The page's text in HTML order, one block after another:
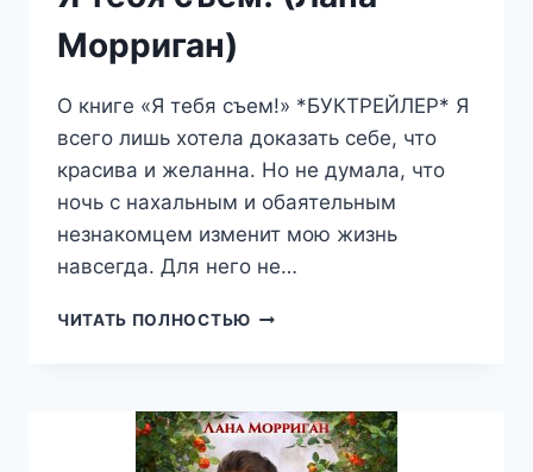
Морриган)
О книге «Я тебя съем!» *БУКТРЕЙЛЕР* Я
всего лишь хотела доказать себе, что
красива и желанна. Но не думала, что
ночь с нахальным и обаятельным
незнакомцем изменит мою жизнь
навсегда. Для него не…
ЧИТАТЬ ПОЛНОСТЬЮ Я
МОРРИГАН)